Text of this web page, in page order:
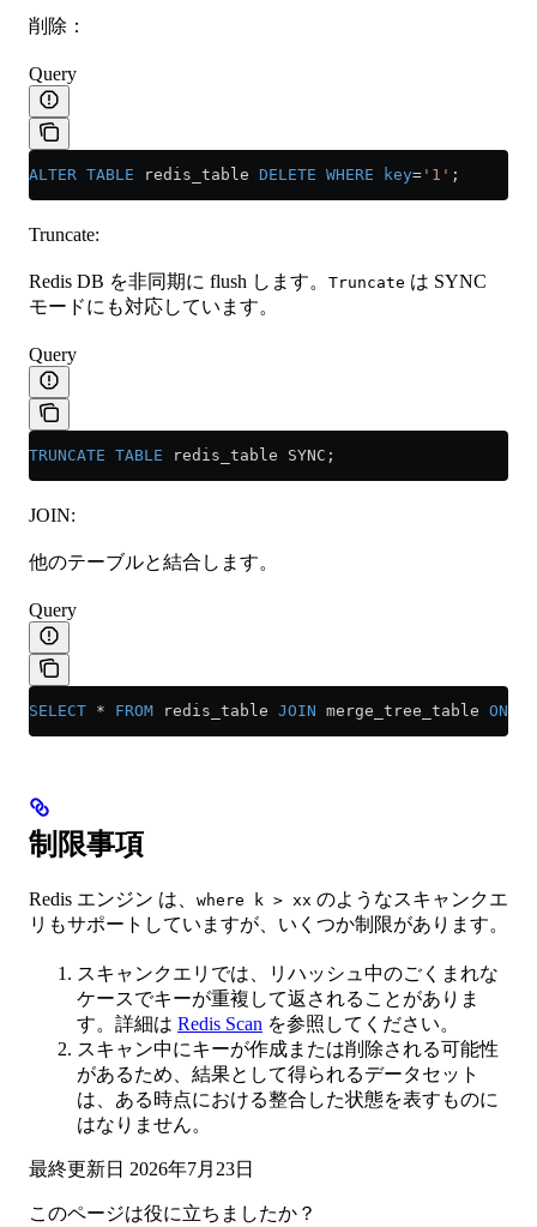
削除：
Query
ALTER TABLE redis_table DELETE WHERE key= '1' ;
Truncate:
Redis DB を非同期に flush します。 Truncate は SYNC
モードにも対応しています。
Query
TRUNCATE TABLE redis_table SYNC;
JOIN:
他のテーブルと結合します。
Query
SELECT * FROM redis_table JOIN merge_tree_table ON
制限事項
Redis エンジン は、 where k > xx のようなスキャンクエ
リもサポートしていますが、いくつか制限があります。
スキャンクエリでは、リハッシュ中のごくまれな
ケースでキーが重複して返されることがありま
す。詳細は Redis Scan を参照してください。
スキャン中にキーが作成または削除される可能性
があるため、結果として得られるデータセット
は、ある時点における整合した状態を表すものに
はなりません。
最終更新日 2026年7月23日
このページは役に立ちましたか？